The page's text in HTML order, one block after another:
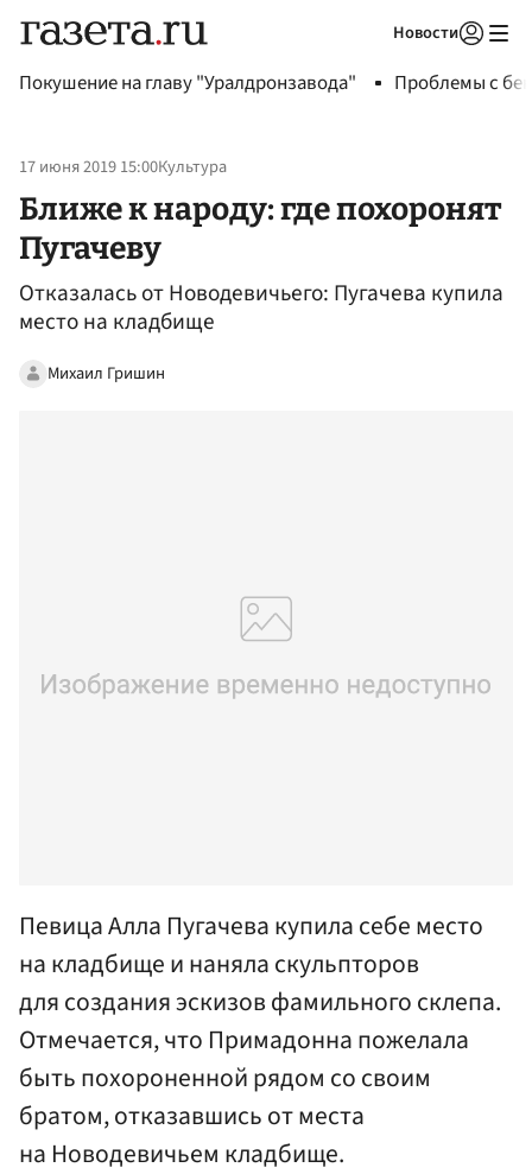
Новости
Покушение на главу "Уралдронзавода" Проблемы с
17 июня 2019 15:00Культура
Ближе к народу: где похоронят
Пугачеву
Отказалась от Новодевичьего: Пугачева купила
место на кладбище
Михаил Гришин
Певица Алла Пугачева купила себе место
на кладбище и наняла скульпторов
для создания эскизов фамильного склепа.
Отмечается, что Примадонна пожелала
быть похороненной рядом со своим
братом, отказавшись от места
на Новодевичьем кладбище.